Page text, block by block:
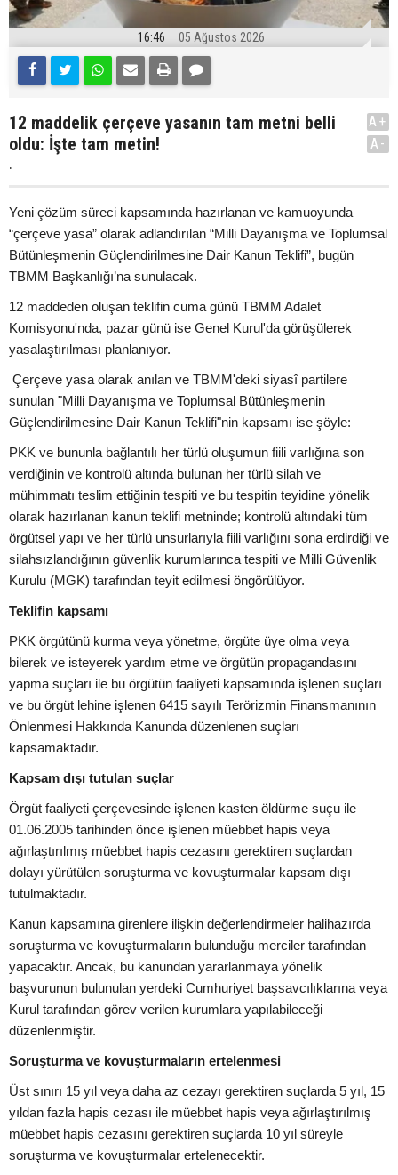
16:46 05 Ağustos 2026
12 maddelik çerçeve yasanın tam metni belli
oldu: İşte tam metin!
.
A+
A-
Yeni çözüm süreci kapsamında hazırlanan ve kamuoyunda
“çerçeve yasa” olarak adlandırılan “Milli Dayanışma ve Toplumsal
Bütünleşmenin Güçlendirilmesine Dair Kanun Teklifi”, bugün
TBMM Başkanlığı’na sunulacak.
12 maddeden oluşan teklifin cuma günü TBMM Adalet
Komisyonu'nda, pazar günü ise Genel Kurul'da görüşülerek
yasalaştırılması planlanıyor.
Çerçeve yasa olarak anılan ve TBMM'deki siyasî partilere
sunulan "Milli Dayanışma ve Toplumsal Bütünleşmenin
Güçlendirilmesine Dair Kanun Teklifi"nin kapsamı ise şöyle:
PKK ve bununla bağlantılı her türlü oluşumun fiili varlığına son
verdiğinin ve kontrolü altında bulunan her türlü silah ve
mühimmatı teslim ettiğinin tespiti ve bu tespitin teyidine yönelik
olarak hazırlanan kanun teklifi metninde; kontrolü altındaki tüm
örgütsel yapı ve her türlü unsurlarıyla fiili varlığını sona erdirdiği ve
silahsızlandığının güvenlik kurumlarınca tespiti ve Milli Güvenlik
Kurulu (MGK) tarafından teyit edilmesi öngörülüyor.
Teklifin kapsamı
PKK örgütünü kurma veya yönetme, örgüte üye olma veya
bilerek ve isteyerek yardım etme ve örgütün propagandasını
yapma suçları ile bu örgütün faaliyeti kapsamında işlenen suçları
ve bu örgüt lehine işlenen 6415 sayılı Terörizmin Finansmanının
Önlenmesi Hakkında Kanunda düzenlenen suçları
kapsamaktadır.
Kapsam dışı tutulan suçlar
Örgüt faaliyeti çerçevesinde işlenen kasten öldürme suçu ile
01.06.2005 tarihinden önce işlenen müebbet hapis veya
ağırlaştırılmış müebbet hapis cezasını gerektiren suçlardan
dolayı yürütülen soruşturma ve kovuşturmalar kapsam dışı
tutulmaktadır.
Kanun kapsamına girenlere ilişkin değerlendirmeler halihazırda
soruşturma ve kovuşturmaların bulunduğu merciler tarafından
yapacaktır. Ancak, bu kanundan yararlanmaya yönelik
başvurunun bulunulan yerdeki Cumhuriyet başsavcılıklarına veya
Kurul tarafından görev verilen kurumlara yapılabileceği
düzenlenmiştir.
Soruşturma ve kovuşturmaların ertelenmesi
Üst sınırı 15 yıl veya daha az cezayı gerektiren suçlarda 5 yıl, 15
yıldan fazla hapis cezası ile müebbet hapis veya ağırlaştırılmış
müebbet hapis cezasını gerektiren suçlarda 10 yıl süreyle
soruşturma ve kovuşturmalar ertelenecektir.